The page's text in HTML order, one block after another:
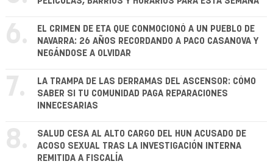
6.
EL CRIMEN DE ETA QUE CONMOCIONÓ A UN PUEBLO DE
NAVARRA: 26 AÑOS RECORDANDO A PACO CASANOVA Y
NEGÁNDOSE A OLVIDAR
7.
LA TRAMPA DE LAS DERRAMAS DEL ASCENSOR: CÓMO
SABER SI TU COMUNIDAD PAGA REPARACIONES
INNECESARIAS
8.
SALUD CESA AL ALTO CARGO DEL HUN ACUSADO DE
ACOSO SEXUAL TRAS LA INVESTIGACIÓN INTERNA
REMITIDA A FISCALÍA